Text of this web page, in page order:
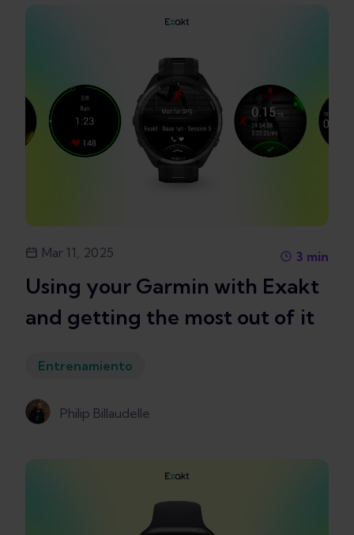
Mar 11, 2025 3 min
Using your Garmin with Exakt
and getting the most out of it
Entrenamiento
Philip Billaudelle